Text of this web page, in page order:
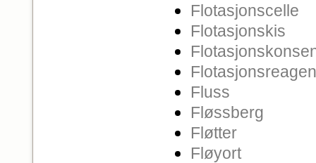
Flotasjonscelle
Flotasjonskis
Fluss
Fløssberg
Fløtter
Fløyort